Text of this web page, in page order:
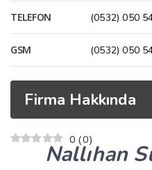
TELEFON (0532) 050
GSM (0532) 050
Firma Hakkında
0 (0)
Nallıhan